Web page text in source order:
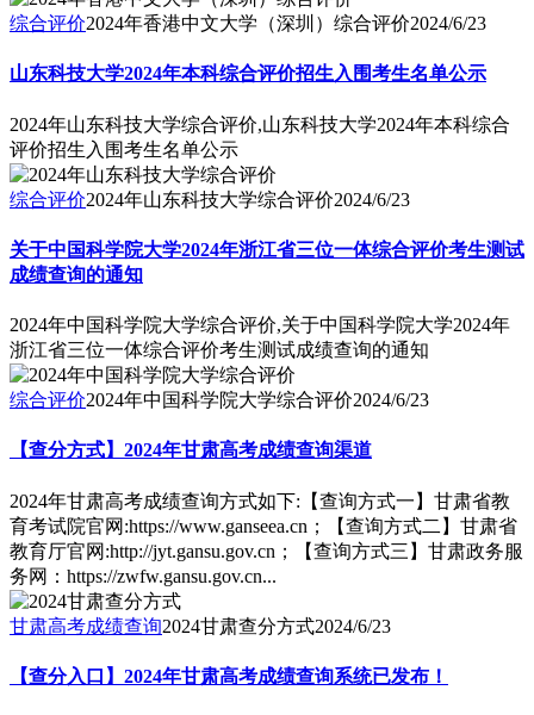
综合评价2024年香港中文大学（深圳）综合评价2024/6/23
山东科技大学2024年本科综合评价招生入围考生名单公示
2024年山东科技大学综合评价,山东科技大学2024年本科综合
评价招生入围考生名单公示
综合评价2024年山东科技大学综合评价2024/6/23
关于中国科学院大学2024年浙江省三位一体综合评价考生测试
成绩查询的通知
2024年中国科学院大学综合评价,关于中国科学院大学2024年
浙江省三位一体综合评价考生测试成绩查询的通知
综合评价2024年中国科学院大学综合评价2024/6/23
【查分方式】2024年甘肃高考成绩查询渠道
2024年甘肃高考成绩查询方式如下:【查询方式一】甘肃省教
育考试院官网:https://www.ganseea.cn；【查询方式二】甘肃省
教育厅官网:http://jyt.gansu.gov.cn；【查询方式三】甘肃政务服
务网：https://zwfw.gansu.gov.cn...
甘肃高考成绩查询2024甘肃查分方式2024/6/23
【查分入口】2024年甘肃高考成绩查询系统已发布！